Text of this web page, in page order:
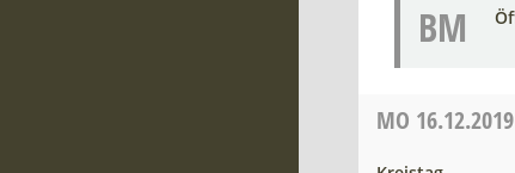
BM
MO 16.12.2019